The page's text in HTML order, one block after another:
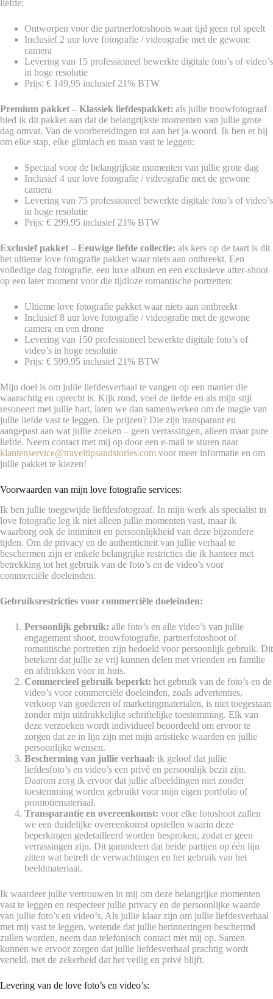
liefde:
Ontworpen voor die partnerfotoshoots waar tijd geen rol speelt
Inclusief 2 uur love fotografie / videografie met de gewone
camera
Levering van 15 professioneel bewerkte digitale foto’s of video’s
in hoge resolutie
Prijs: € 149,95 inclusief 21% BTW
Premium pakket – Klassiek liefdespakket: als jullie trouwfotograaf
bied ik dit pakket aan dat de belangrijkste momenten van jullie grote
dag omvat. Van de voorbereidingen tot aan het ja-woord. Ik ben er bij
om elke stap, elke glimlach en traan vast te leggen:
Speciaal voor de belangrijkste momenten van jullie grote dag
Inclusief 4 uur love fotografie / videografie met de gewone
camera
Levering van 75 professioneel bewerkte digitale foto’s of video’s
in hoge resolutie
Prijs: € 299,95 inclusief 21% BTW
Exclusief pakket – Eeuwige liefde collectie: als kers op de taart is dit
het ultieme love fotografie pakket waar niets aan ontbreekt. Een
volledige dag fotografie, een luxe album en een exclusieve after-shoot
op een later moment voor die tijdloze romantische portretten:
Ultieme love fotografie pakket waar niets aan ontbreekt
Inclusief 8 uur love fotografie / videografie met de gewone
camera en een drone
Levering van 150 professioneel bewerkte digitale foto’s of
video’s in hoge resolutie
Prijs: € 599,95 inclusief 21% BTW
Mijn doel is om jullie liefdesverhaal te vangen op een manier die
waarachtig en oprecht is. Kijk rond, voel de liefde en als mijn stijl
resoneert met jullie hart, laten we dan samenwerken om de magie van
jullie liefde vast te leggen. De prijzen? Die zijn transparant en
aangepast aan wat jullie zoeken – geen verrassingen, alleen maar pure
liefde. Neem contact met mij op door een e-mail te sturen naar
klantenservice@traveltipsandstories.com voor meer informatie en om
jullie pakket te kiezen!
Voorwaarden van mijn love fotografie services:
Ik ben jullie toegewijde liefdesfotograaf. In mijn werk als specialist in
love fotografie leg ik niet alleen jullie momenten vast, maar ik
waarborg ook de intimiteit en persoonlijkheid van deze bijzondere
tijden. Om de privacy en de authenticiteit van jullie verhaal te
beschermen zijn er enkele belangrijke restricties die ik hanteer met
betrekking tot het gebruik van de foto’s en de video’s voor
commerciële doeleinden.
Gebruiksrestricties voor commerciële doeleinden:
Persoonlijk gebruik: alle foto’s en alle video’s van jullie
engagement shoot, trouwfotografie, partnerfotoshoot of
romantische portretten zijn bedoeld voor persoonlijk gebruik. Dit
betekent dat jullie ze vrij kunnen delen met vrienden en familie
en afdrukken voor in huis.
Commercieel gebruik beperkt: het gebruik van de foto’s en de
video’s voor commerciële doeleinden, zoals advertenties,
verkoop van goederen of marketingmaterialen, is niet toegestaan
zonder mijn uitdrukkelijke schriftelijke toestemming. Elk van
deze verzoeken wordt individueel beoordeeld om ervoor te
zorgen dat ze in lijn zijn met mijn artistieke waarden en jullie
persoonlijke wensen.
Bescherming van jullie verhaal: ik geloof dat jullie
liefdesfoto’s en video’s een privé en persoonlijk bezit zijn.
Daarom zorg ik ervoor dat jullie afbeeldingen niet zonder
toestemming worden gebruikt voor mijn eigen portfolio of
promotiemateriaal.
Transparantie en overeenkomst: voor elke fotoshoot zullen
we een duidelijke overeenkomst opstellen waarin deze
beperkingen gedetailleerd worden besproken, zodat er geen
verrassingen zijn. Dit garandeert dat beide partijen op één lijn
zitten wat betreft de verwachtingen en het gebruik van het
beeldmateriaal.
Ik waardeer jullie vertrouwen in mij om deze belangrijke momenten
vast te leggen en respecteer jullie privacy en de persoonlijke waarde
van jullie foto’s en video’s. Als jullie klaar zijn om jullie liefdesverhaal
met mij vast te leggen, wetende dat jullie herinneringen beschermd
zullen worden, neem dan telefonisch contact met mij op. Samen
kunnen we ervoor zorgen dat jullie liefdesverhaal prachtig wordt
verteld, met de zekerheid dat het veilig en privé blijft.
Levering van de love foto’s en video’s: